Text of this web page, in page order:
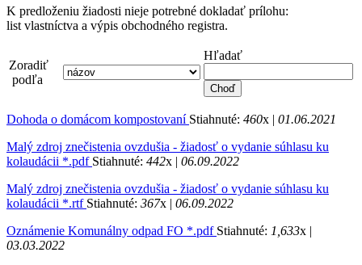
K predloženiu žiadosti nieje potrebné dokladať prílohu:
list vlastníctva a výpis obchodného registra.
Zoradiť
podľa
Hľadať
Dohoda o domácom kompostovaní Stiahnuté: 460x | 01.06.2021
Malý zdroj znečistenia ovzdušia - žiadosť o vydanie súhlasu ku
kolaudácii *.pdf Stiahnuté: 442x | 06.09.2022
Malý zdroj znečistenia ovzdušia - žiadosť o vydanie súhlasu ku
kolaudácii *.rtf Stiahnuté: 367x | 06.09.2022
Oznámenie Komunálny odpad FO *.pdf Stiahnuté: 1,633x |
03.03.2022